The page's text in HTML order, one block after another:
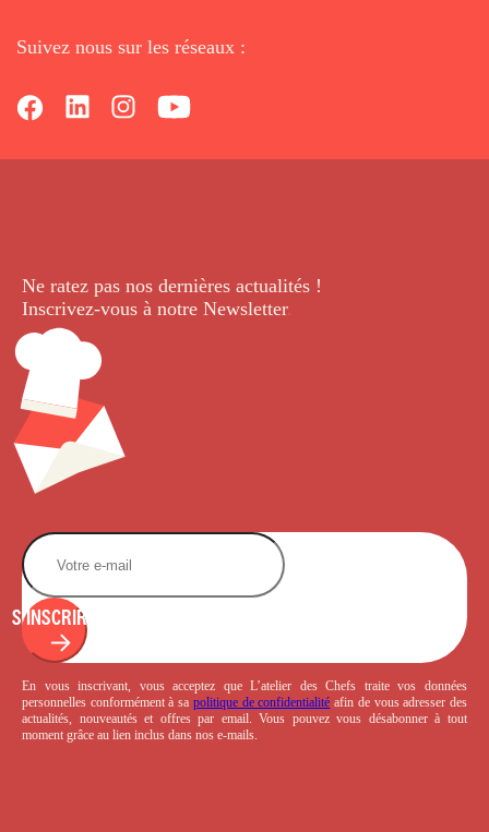
Suivez nous sur les réseaux :
Ne ratez pas nos dernières actualités !
Inscrivez-vous à notre Newsletter.
S'INSCRIRE
En vous inscrivant, vous acceptez que L’atelier des Chefs traite vos données
personnelles conformément à sa politique de confidentialité afin de vous adresser des
actualités, nouveautés et offres par email. Vous pouvez vous désabonner à tout
moment grâce au lien inclus dans nos e-mails.